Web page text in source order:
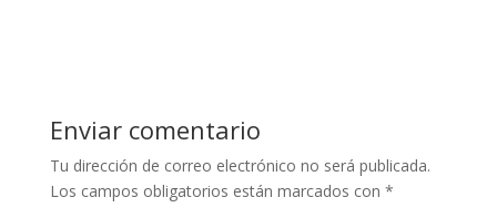
Enviar comentario
Tu dirección de correo electrónico no será publicada.
Los campos obligatorios están marcados con *